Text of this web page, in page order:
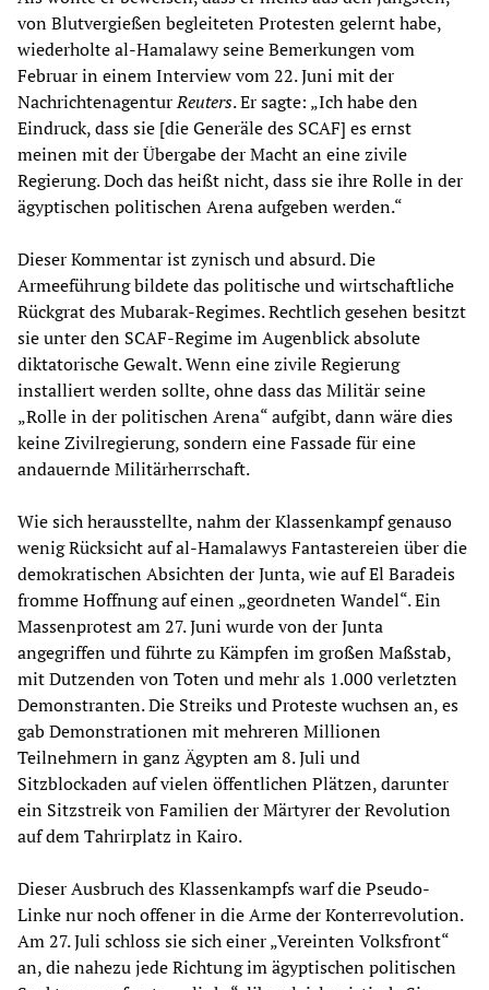
von Blutvergießen begleiteten Protesten gelernt habe,
wiederholte al-Hamalawy seine Bemerkungen vom
Februar in einem Interview vom 22. Juni mit der
NachrichtenagenturReuters. Er sagte: „Ich habe den
Eindruck, dass sie [die Generäle des SCAF] es ernst
meinen mit der Übergabe der Macht an eine zivile
Regierung. Doch das heißt nicht, dass sie ihre Rolle in der
ägyptischen politischen Arena aufgeben werden.“
Dieser Kommentar ist zynisch und absurd. Die
Armeeführung bildete das politische und wirtschaftliche
Rückgrat des Mubarak-Regimes. Rechtlich gesehen besitzt
sie unter den SCAF-Regime im Augenblick absolute
diktatorische Gewalt. Wenn eine zivile Regierung
installiert werden sollte, ohne dass das Militär seine
„Rolle in der politischen Arena“ aufgibt, dann wäre dies
keine Zivilregierung, sondern eine Fassade für eine
andauernde Militärherrschaft.
Wie sich herausstellte, nahm der Klassenkampf genauso
wenig Rücksicht auf al-Hamalawys Fantastereien über die
demokratischen Absichten der Junta, wie auf El Baradeis
fromme Hoffnung auf einen „geordneten Wandel“. Ein
Massenprotest am 27. Juni wurde von der Junta
angegriffen und führte zu Kämpfen im großen Maßstab,
mit Dutzenden von Toten und mehr als 1.000 verletzten
Demonstranten. Die Streiks und Proteste wuchsen an, es
gab Demonstrationen mit mehreren Millionen
Teilnehmern in ganz Ägypten am 8. Juli und
Sitzblockaden auf vielen öffentlichen Plätzen, darunter
ein Sitzstreik von Familien der Märtyrer der Revolution
auf dem Tahrirplatz in Kairo.
Dieser Ausbruch des Klassenkampfs warf die Pseudo-
Linke nur noch offener in die Arme der Konterrevolution.
Am 27. Juli schloss sie sich einer „Vereinten Volksfront“
an, die nahezu jede Richtung im ägyptischen politischen